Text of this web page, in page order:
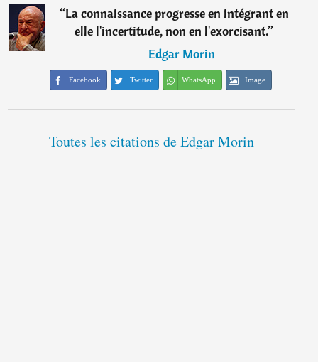
“La connaissance progresse en intégrant en
elle l'incertitude, non en l'exorcisant.”
―Edgar Morin
Facebook Twitter WhatsApp Image
Toutes les citations de Edgar Morin